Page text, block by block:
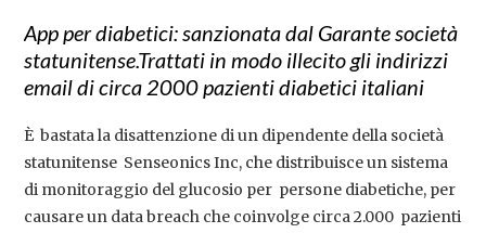
App per diabetici: sanzionata dal Garante società
statunitense.Trattati in modo illecito gli indirizzi
email di circa 2000 pazienti diabetici italiani
È bastata la disattenzione di un dipendente della società
statunitense Senseonics Inc, che distribuisce un sistema
di monitoraggio del glucosio per persone diabetiche, per
causare un data breach che coinvolge circa 2.000 pazienti